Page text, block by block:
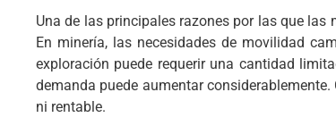
Una de las principales razones por las que
En minería, las necesidades de movilidad
exploración puede requerir una cantidad
demanda puede aumentar
ni rentable.